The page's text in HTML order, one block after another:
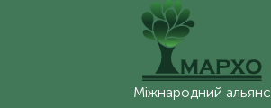
Міжнародний альянс